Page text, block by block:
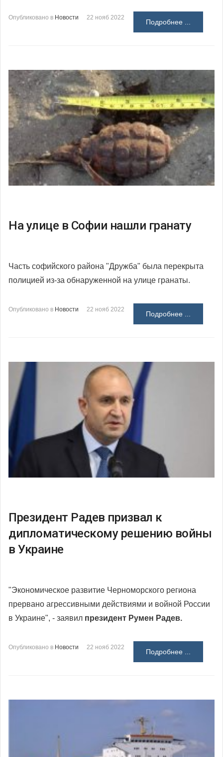
Опубликовано в Новости 22 нояб 2022
Подробнее ...
На улице в Софии нашли гранату
Часть софийского района "Дружба" была перекрыта
полицией из-за обнаруженной на улице гранаты.
Опубликовано в Новости 22 нояб 2022
Подробнее ...
Президент Радев призвал к
дипломатическому решению войны
в Украине
"Экономическое развитие Черноморского региона
прервано агрессивными действиями и войной России
в Украине", - заявил президент Румен Радев.
Опубликовано в Новости 22 нояб 2022
Подробнее ...